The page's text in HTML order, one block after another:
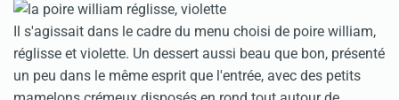
Il s'agissait dans le cadre du menu choisi de poire william,
réglisse et violette. Un dessert aussi beau que bon, présenté
un peu dans le même esprit que l'entrée, avec des petits